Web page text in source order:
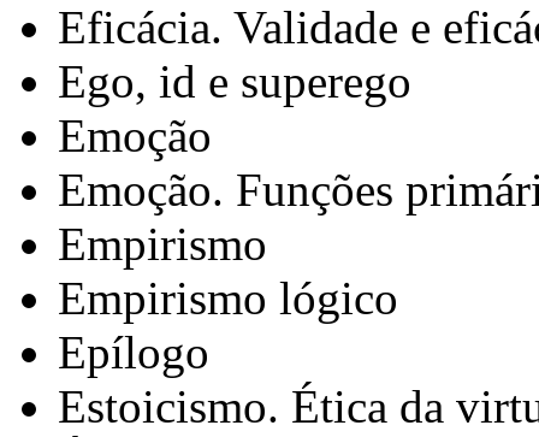
Eficácia. Validade e
Ego, id e superego
Emoção
Emoção. Funções
Empirismo
Empirismo lógico
Epílogo
Estoicismo. Ética da